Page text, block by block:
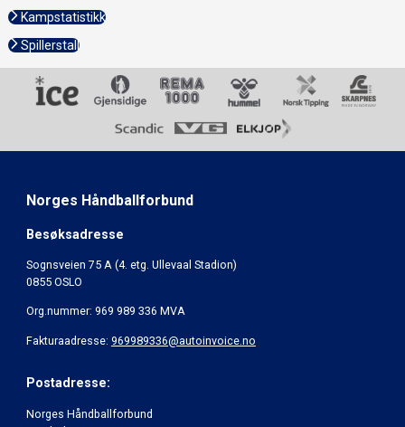
Kampstatistikk
Spillerstall
Norges Håndballforbund
Besøksadresse
Sognsveien 75 A (4. etg. Ullevaal Stadion)
0855 OSLO
Org.nummer: 969 989 336 MVA
Fakturaadresse: 969989336@autoinvoice.no
Postadresse:
Norges Håndballforbund